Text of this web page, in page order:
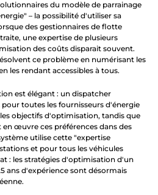
du modèle de parrainage
– la possibilité d'utiliser sa
des gestionnaires de flotte
une expertise de plusieurs
des coûts disparait souvent.
ce problème en numérisant les
les rendant accessibles à tous.
est élégant : un dispatcher
toutes les fournisseurs d'énergie
objectifs d'optimisation, tandis que
œuvre ces préférences dans des
utilise cette "expertise
et pour tous les véhicules
: les stratégies d'optimisation d'un
ans d'expérience sont désormais